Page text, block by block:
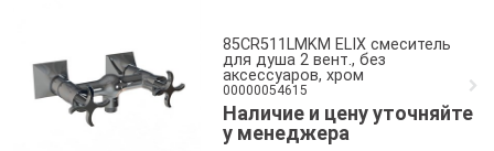
85CR511LMKM ELIX смеситель
для душа 2 вент., без
аксессуаров, хром
00000054615
Наличие и цену уточняйте
у менеджера